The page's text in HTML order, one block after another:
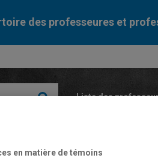
des professeures et
Liste des
en matière de témoins